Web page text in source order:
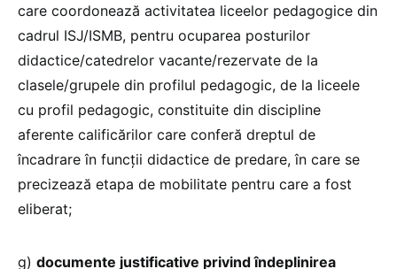
care coordonează activitatea liceelor pedagogice din
cadrul ISJ/ISMB, pentru ocuparea posturilor
didactice/catedrelor vacante/rezervate de la
clasele/grupele din profilul pedagogic, de la liceele
cu profil pedagogic, constituite din discipline
aferente calificărilor care conferă dreptul de
încadrare în funcţii didactice de predare, în care se
precizează etapa de mobilitate pentru care a fost
eliberat;
g) documente justificative privind îndeplinirea